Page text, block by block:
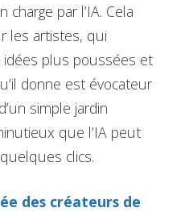
par l’IA. Cela
les artistes, qui
plus poussées et
donne est évocateur
simple jardin
que l’IA peut
clics.
des créateurs de